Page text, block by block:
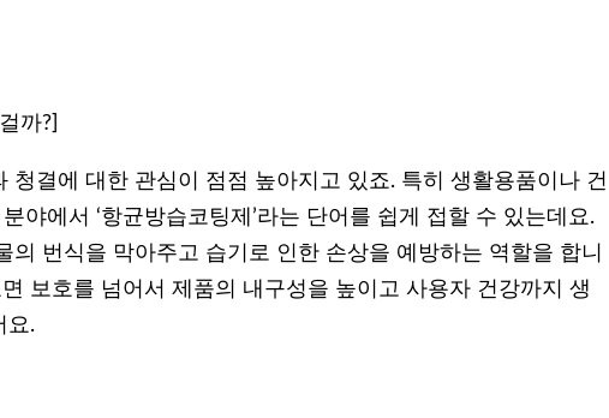
까?]
청결에 대한 관심이 점점 높아지고 있죠. 특히 생활용품이나 건
야에서 ‘항균방습코팅제’라는 단어를 쉽게 접할 수 있는데요.
의 번식을 막아주고 습기로 인한 손상을 예방하는 역할을 합니
보호를 넘어서 제품의 내구성을 높이고 사용자 건강까지 생
요.